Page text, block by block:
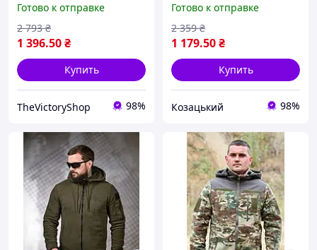
тактическая кофта
мультикам 58 ewrth
Готово к отправке
1 396.50₴
2 793 ₴
Купить
TheVictoryShop 98%
тактическая кофта койот
46 asovfji
Готово к отправке
1 179.50₴
2 359 ₴
Купить
Козацький 98%